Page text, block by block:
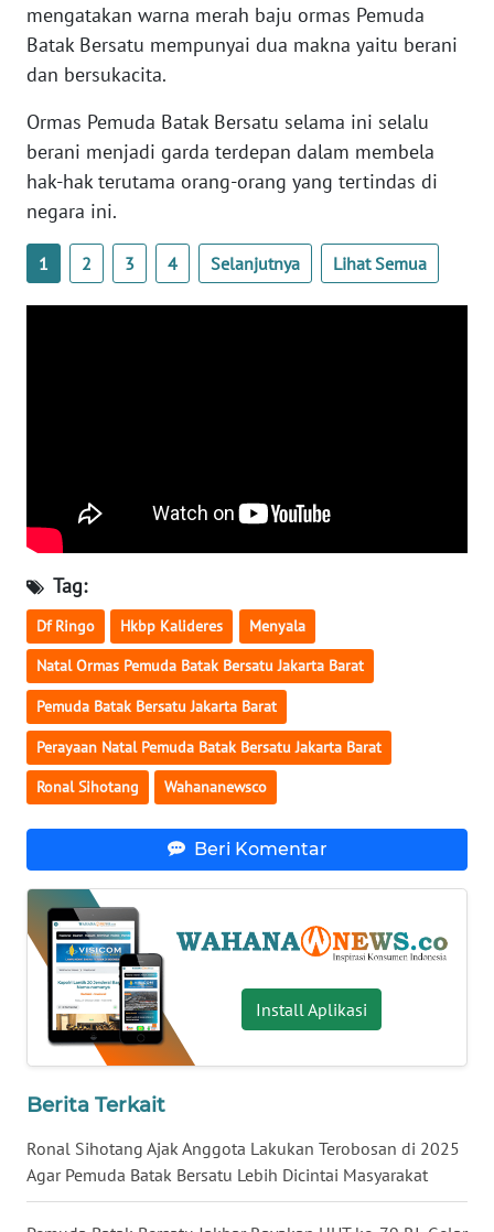
mengatakan warna merah baju ormas Pemuda
Batak Bersatu mempunyai dua makna yaitu berani
dan bersukacita.
Ormas Pemuda Batak Bersatu selama ini selalu
berani menjadi garda terdepan dalam membela
hak-hak terutama orang-orang yang tertindas di
negara ini.
1 2 3 4 Selanjutnya Lihat Semua
Tag:
Df Ringo Hkbp Kalideres Menyala
Natal Ormas Pemuda Batak Bersatu Jakarta Barat
Pemuda Batak Bersatu Jakarta Barat
Perayaan Natal Pemuda Batak Bersatu Jakarta Barat
Ronal Sihotang Wahananewsco
Beri Komentar
Install Aplikasi
Berita Terkait
Ronal Sihotang Ajak Anggota Lakukan Terobosan di 2025
Agar Pemuda Batak Bersatu Lebih Dicintai Masyarakat
WN
PAPUA
PAPUA
BARAT
RIAU
WN
SERAMBI
WN
NTB
WN
SULTENG
WN
SULBAR
WN
BABEL
SUMBAR
WN
SUMSEL
WN
BENGKULU
WN
WN
JATENG